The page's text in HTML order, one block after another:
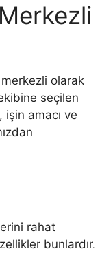
merkezli olarak
seçilen
amacı ve
rahat
bunlardır.